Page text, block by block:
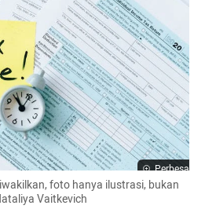
Perbesar
foto hanya ilustrasi, bukan
Vaitkevich